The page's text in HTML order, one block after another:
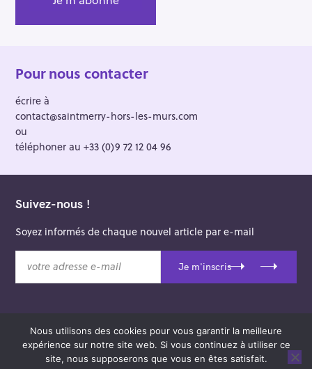
Pour nous contacter
écrire à
contact@saintmerry-hors-les-murs.com
ou
téléphoner au +33 (0)9 72 12 04 96
Suivez-nous !
Soyez informés de chaque nouvel article par e-mail
t
Je m'inscris
© 2026 Saint-Merry Hors-les-Murs.
Theme: Felt byPixelgrade.
Nous utilisons des cookies pour vous garantir la meilleure
expérience sur notre site web. Si vous continuez à utiliser ce
site, nous supposerons que vous en êtes satisfait.